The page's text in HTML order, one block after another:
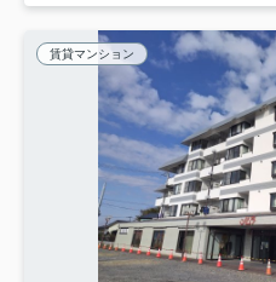
賃貸マンション